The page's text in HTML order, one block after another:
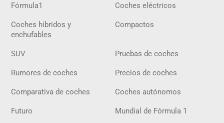
Fórmula1 Coches eléctricos
Coches híbridos y
enchufables
Compactos
SUV Pruebas de coches
Rumores de coches Precios de coches
Comparativa de coches Coches autónomos
Futuro Mundial de Fórmula 1